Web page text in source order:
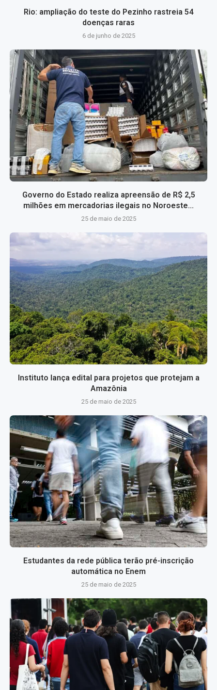
Rio: ampliação do teste do Pezinho rastreia 54
doenças raras
6 de junho de 2025
Governo do Estado realiza apreensão de R$ 2,5
milhões em mercadorias ilegais no Noroeste...
25 de maio de 2025
Instituto lança edital para projetos que protejam a
Amazônia
25 de maio de 2025
Estudantes da rede pública terão pré-inscrição
automática no Enem
25 de maio de 2025